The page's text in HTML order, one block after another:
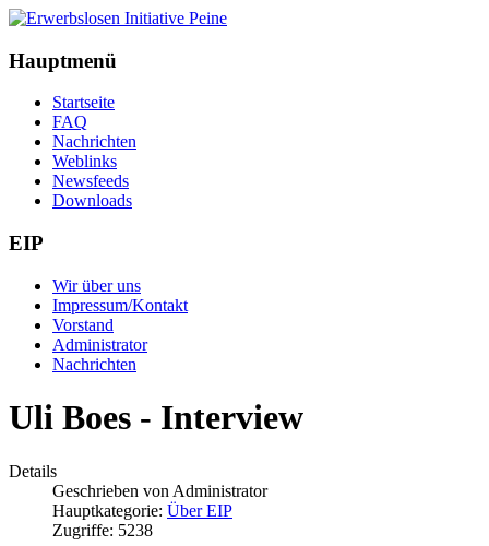
Hauptmenü
Startseite
FAQ
Nachrichten
Weblinks
Newsfeeds
Downloads
EIP
Wir über uns
Impressum/Kontakt
Vorstand
Administrator
Nachrichten
Uli Boes - Interview
Details
Geschrieben von Administrator
Hauptkategorie: Über EIP
Zugriffe: 5238